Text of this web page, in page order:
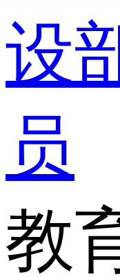
设
员
教